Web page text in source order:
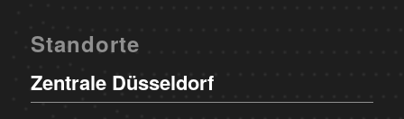
Standorte
Zentrale Düsseldorf